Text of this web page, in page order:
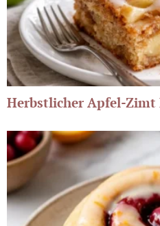
Herbstlicher Apfel-Zimt